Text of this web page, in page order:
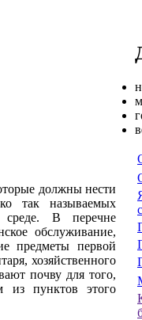
должны нести
так называемых
среде. В перечне
обслуживание,
предметы первой
хозяйственного
почву для того,
из пунктов этого